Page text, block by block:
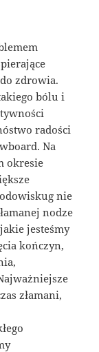
zdrowia.
bólu i
radości
Na
okresie
nie
nodze
jesteśmy
kończyn,
złamani,